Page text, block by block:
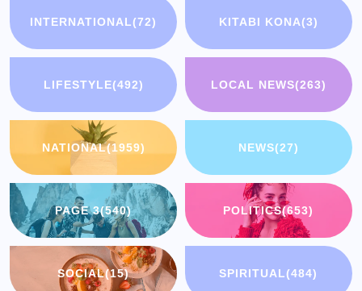
INTERNATIONAL(72) KITABI KONA(3)
LIFESTYLE(492) LOCAL NEWS(263)
NATIONAL(1959) NEWS(27)
PAGE 3(540) POLITICS(653)
SOCIAL(15) SPIRITUAL(484)